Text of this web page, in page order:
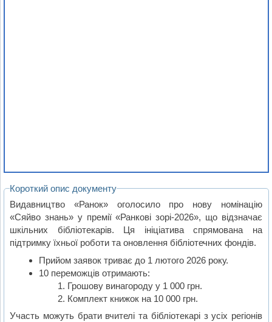
Короткий опис документу
Видавництво «Ранок» оголосило про нову номінацію
«Сяйво знань» у премії «Ранкові зорі-2026», що відзначає
шкільних бібліотекарів. Ця ініціатива спрямована на
підтримку їхньої роботи та оновлення бібліотечних фондів.
Прийом заявок триває до 1 лютого 2026 року.
10 переможців отримають:
Грошову винагороду у 1 000 грн.
Комплект книжок на 10 000 грн.
Участь можуть брати вчителі та бібліотекарі з усіх регіонів